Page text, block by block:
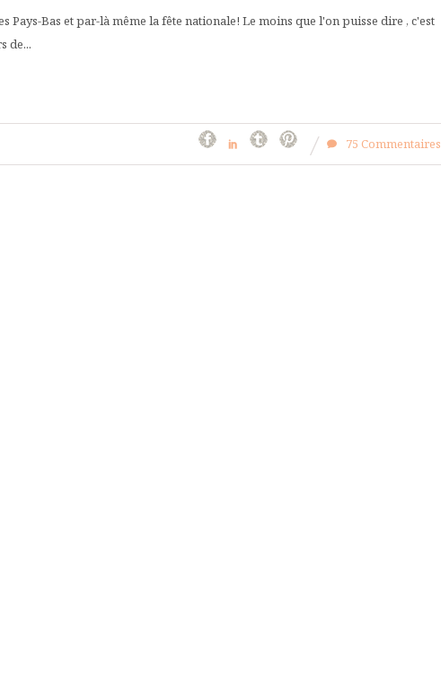
Bas et par-là même la fête nationale! Le moins que l'on puisse dire , c'est
de...
75 Commentaires